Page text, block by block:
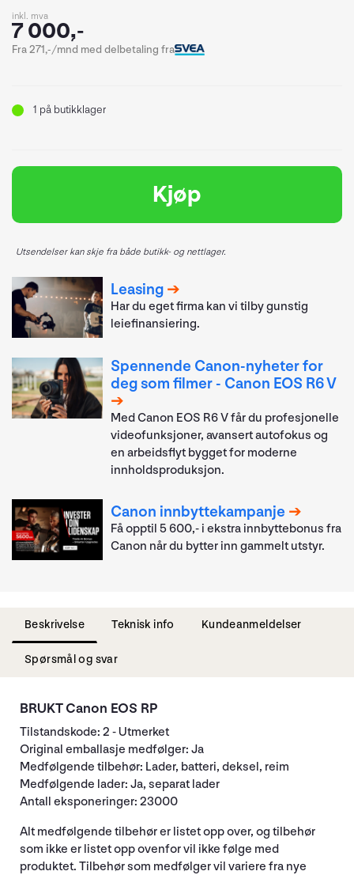
inkl. mva
7 000,-
Fra 271,-/mnd med delbetaling fra
1 på butikklager
Kjøp
Utsendelser kan skje fra både butikk- og nettlager.
Leasing
Har du eget firma kan vi tilby gunstig
leiefinansiering.
Spennende Canon-nyheter for
deg som filmer - Canon EOS R6 V
Med Canon EOS R6 V får du profesjonelle
videofunksjoner, avansert autofokus og
en arbeidsflyt bygget for moderne
innholdsproduksjon.
Canon innbyttekampanje
Få opptil 5 600,- i ekstra innbyttebonus fra
Canon når du bytter inn gammelt utstyr.
Beskrivelse Teknisk info Kundeanmeldelser
Spørsmål og svar
BRUKT Canon EOS RP
Tilstandskode: 2 - Utmerket
Original emballasje medfølger: Ja
Medfølgende tilbehør: Lader, batteri, deksel, reim
Medfølgende lader: Ja, separat lader
Antall eksponeringer: 23000
Alt medfølgende tilbehør er listet opp over, og tilbehør
som ikke er listet opp ovenfor vil ikke følge med
produktet. Tilbehør som medfølger vil variere fra nye